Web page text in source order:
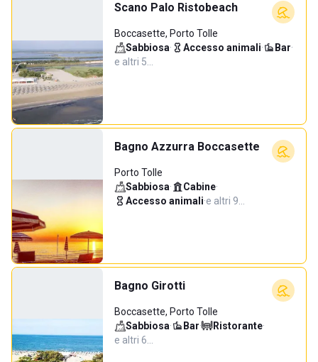
Scano Palo Ristobeach
Boccasette, Porto Tolle
Sabbiosa· Accesso animali· Bar·
e altri 5…
Bagno Azzurra Boccasette
Porto Tolle
Sabbiosa· Cabine·
Accesso animali·e altri 9…
Bagno Girotti
Boccasette, Porto Tolle
Sabbiosa· Bar· Ristorante·
e altri 6…